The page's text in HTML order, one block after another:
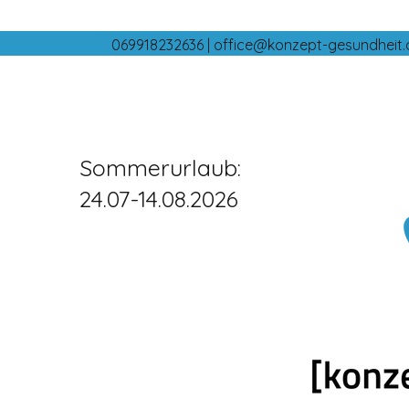
069918232636 | office@konzept-
Sommerurlaub:
24.07-14.08.2026